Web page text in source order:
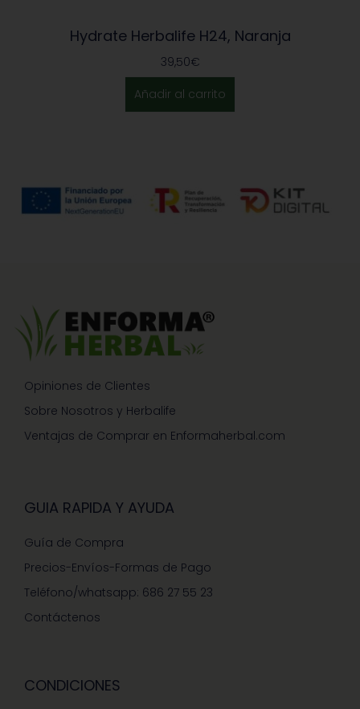
Hydrate Herbalife H24, Naranja
39,50€
Añadir al carrito
Opiniones de Clientes
Sobre Nosotros y Herbalife
Ventajas de Comprar en Enformaherbal.com
GUIA RAPIDA Y AYUDA
Guía de Compra
Precios-Envíos-Formas de Pago
Teléfono/whatsapp: 686 27 55 23
Contáctenos
CONDICIONES